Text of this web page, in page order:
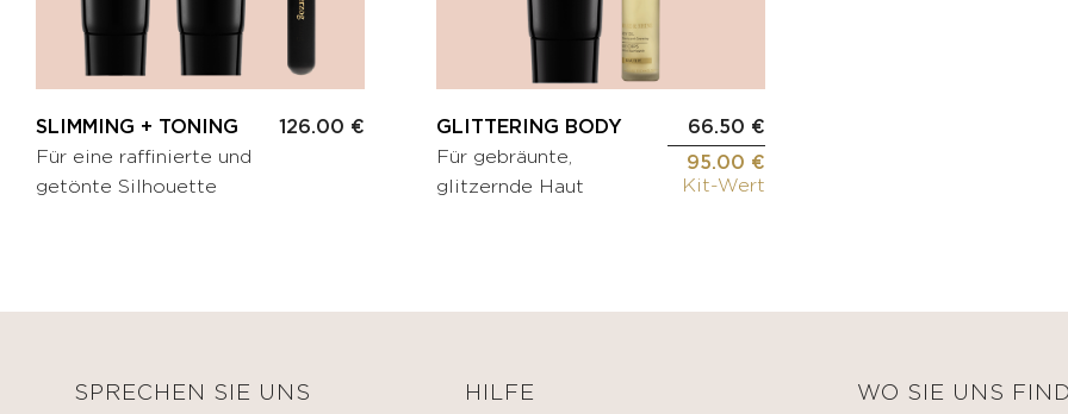
Getönte
feuchtigkeitsspendende
Creme
up
KITS
MEDIZINICHE
VORRICHTUNG
KÖRPERPFLEGE
SLIMMING + TONING
Für eine raffinierte und
getönte Silhouette
126.00 €
GLITTERING BODY
Für gebräunte,
glitzernde Haut
66.50 €
95.00 €
Kit-Wert
SPRECHEN SIE UNS HILFE WO SIE UNS